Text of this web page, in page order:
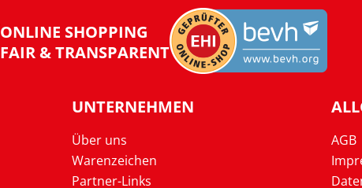
ONLINE SHOPPING
FAIR & TRANSPARENT
UNTERNEHMEN
Über uns
Warenzeichen
Partner-Links
AGB